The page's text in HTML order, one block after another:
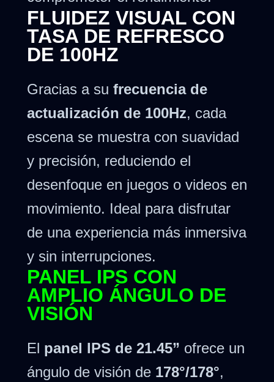
FLUIDEZ VISUAL CON
TASA DE REFRESCO
DE 100HZ
Gracias a su frecuencia de
actualización de 100Hz, cada
escena se muestra con suavidad
y precisión, reduciendo el
desenfoque en juegos o videos en
movimiento. Ideal para disfrutar
de una experiencia más inmersiva
y sin interrupciones.
PANEL IPS CON
AMPLIO ÁNGULO DE
VISIÓN
El panel IPS de 21.45” ofrece un
ángulo de visión de 178°/178°,